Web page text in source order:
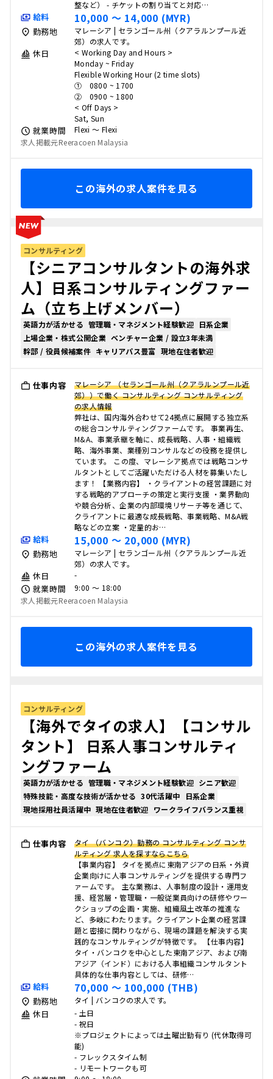
整など） - チケットの割り当てと対応…
給料 10,000 〜 14,000 (MYR)
勤務地
マレーシア | セランゴール州（クアラルンプール近
郊）の求人です。
休日
< Working Day and Hours >
Monday ~ Friday
Flexible Working Hour (2 time slots)
① 0800 ~ 1700
② 0900 ~ 1800
< Off Days >
Sat, Sun
就業時間
Flexi 〜 Flexi
求人掲載元Reeracoen Malaysia
この海外の求人案件を見る
コンサルティング
【シニアコンサルタントの海外求
人】日系コンサルティングファー
ム（立ち上げメンバー）
英語力が活かせる 管理職・マネジメント経験歓迎 日系企業
上場企業・株式公開企業 ベンチャー企業 / 設立3年未満
幹部 / 役員候補案件 キャリアパス豊富 現地在住者歓迎
仕事内容
マレーシア （セランゴール州（クアラルンプール近
郊））で働く コンサルティング コンサルティング
の求人情報
弊社は、国内海外合わせて24拠点に展開する独立系
の総合コンサルティングファームです。 事業再生、
M&A、事業承継を軸に、成長戦略、人事・組織戦
略、海外事業、業種別コンサルなどの役務を提供し
ています。 この度、マレーシア拠点では戦略コンサ
ルタントとしてご活躍いただける人材を募集いたし
ます！ 【業務内容】 ・クライアントの経営課題に対
する戦略的アプローチの策定と実行支援 ・業界動向
や競合分析、企業の内部環境リサーチ等を通じて、
クライアントに最適な成長戦略、事業戦略、M&A戦
略などの立案 ・定量的お…
給料 15,000 〜 20,000 (MYR)
勤務地
マレーシア | セランゴール州（クアラルンプール近
郊）の求人です。
休日 -
就業時間
9:00 〜 18:00
求人掲載元Reeracoen Malaysia
この海外の求人案件を見る
コンサルティング
【海外でタイの求人】【コンサル
タント】 日系人事コンサルティ
ングファーム
英語力が活かせる 管理職・マネジメント経験歓迎 シニア歓迎
特殊技能・高度な技術が活かせる 30代活躍中
日系企業
現地採用社員活躍中 現地在住者歓迎 ワークライフバランス重視
仕事内容
タイ （バンコク）勤務の コンサルティング コンサ
ルティング 求人を探すならこちら
【事業内容】 タイを拠点に東南アジアの日系・外資
企業向けに人事コンサルティングを提供する専門フ
ァームです。 主な業務は、人事制度の設計・運用支
援、経営層・管理職・一般従業員向けの研修やワー
クショップの企画・実施、組織風土改革の推進な
ど、多岐にわたります。クライアント企業の経営課
題と密接に関わりながら、現場の課題を解決する実
践的なコンサルティングが特徴です。 【仕事内容】
タイ・バンコクを中心とした東南アジア、および南
アジア（インド）における人事組織コンサルタント
具体的な仕事内容としては、研修…
給料 70,000 〜 100,000 (THB)
勤務地 タイ | バンコクの求人です。
休日
- 土日
- 祝日
※プロジェクトによっては土曜出勤有り (代休取得可
能)
- フレックスタイム制
- リモートワークも可